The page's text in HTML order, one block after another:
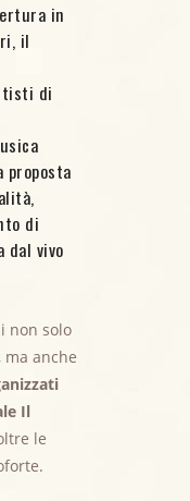
in
il
di
proposta
di
dal vivo
non solo
ma anche
Il
le